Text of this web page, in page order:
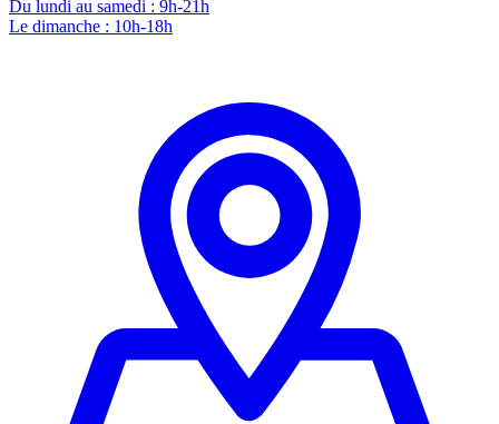
Du lundi au samedi : 9h-21h
Le dimanche : 10h-18h